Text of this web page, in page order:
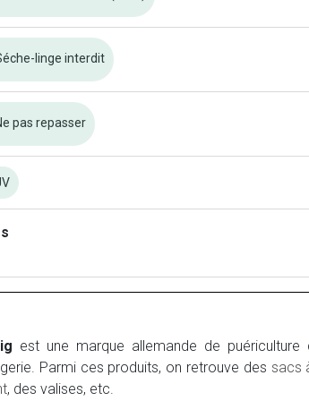
linge interdit
pas repasser
est une marque allemande de
Parmi ces produits, on retrouve des sacs
, des valises, etc.